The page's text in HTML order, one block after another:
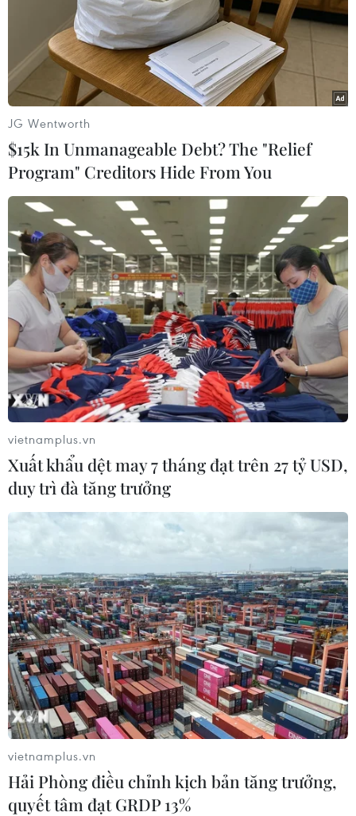
Khởi tố, tạm giam một hiệu trưởng chiếm
đoạt gần 800 triệu đồng
10/04/2023 23:10
Ông Nguyễn Phi Hùng đã lợi dụng việc được Ban đại
diện cha mẹ học sinh ủy quyền thu, quản lý, sử dụng đối
với các khoản thu của học sinh tại trường, báo cáo Ban
đại diện số tiền ít hơn thực tế.
Khởi tố nguyên hiệu trưởng và kế toán
trưởng Cao đẳng sư phạm Đắk Lắk
24/05/2022 13:08
Sở Giáo dục và Đào tạo tỉnh Đắk Lắk đã có kết luận về
nhiều sai phạm liên quan đến công tác tài chính, hồ sơ
chứng từ chi ngân sách Nhà nước… tại trường Cao
đẳng sư phạm Đắk Lắk.
JG Wentworth
$15k In Unmanageable Debt? The "Relief
Program" Creditors Hide From You
vietnamplus.vn
Xuất khẩu dệt may 7 tháng đạt trên 27 tỷ USD,
duy trì đà tăng trưởng
vietnamplus.vn
Hải Phòng điều chỉnh kịch bản tăng trưởng,
quyết tâm đạt GRDP 13%